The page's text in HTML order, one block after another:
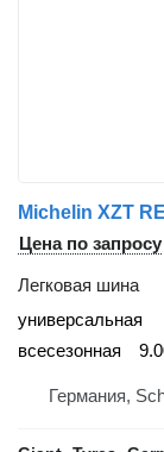
Michelin XZT
Цена по запросу
Легковая шина
универсальная
всесезонная
Германия,